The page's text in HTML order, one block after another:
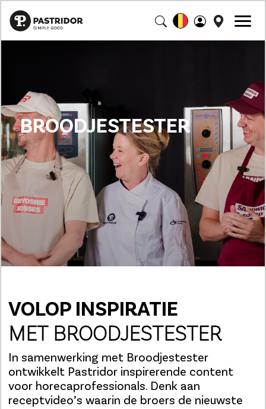
BROODJESTESTER
VOLOP INSPIRATIE
MET BROODJESTESTER
In samenwerking met Broodjestester
ontwikkelt Pastridor inspirerende content
voor horecaprofessionals. Denk aan
receptvideo’s waarin de broers de nieuwste